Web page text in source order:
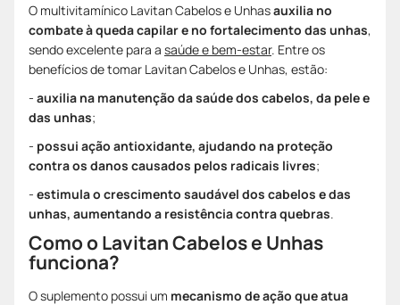
O multivitamínico Lavitan Cabelos e Unhasauxilia no
combate à queda capilar e no fortalecimento das unhas,
sendo excelente para a saúde e bem-estar. Entre os
benefícios de tomar Lavitan Cabelos e Unhas, estão:
- auxilia na manutenção da saúde dos cabelos, da pele e
das unhas;
- possui ação antioxidante, ajudando na proteção
contra os danos causados pelos radicais livres;
- estimula o crescimento saudável dos cabelos e das
unhas, aumentando a resistência contra quebras.
Como o Lavitan Cabelos e Unhas
funciona?
O suplemento possui um mecanismo de ação que atua